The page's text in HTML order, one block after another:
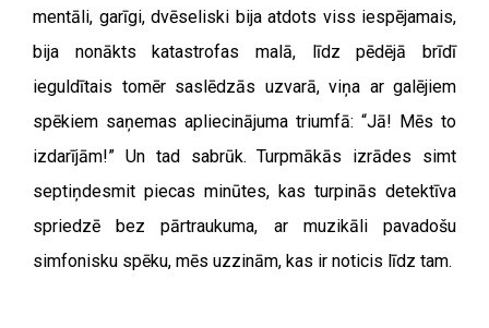
mentāli, garīgi, dvēseliski bija atdots viss iespējamais,
bija nonākts katastrofas malā, līdz pēdējā brīdī
ieguldītais tomēr saslēdzās uzvarā, viņa ar galējiem
spēkiem saņemas apliecinājuma triumfā: “Jā! Mēs to
izdarījām!” Un tad sabrūk. Turpmākās izrādes simt
septiņdesmit piecas minūtes, kas turpinās detektīva
spriedzē bez pārtraukuma, ar muzikāli pavadošu
simfonisku spēku, mēs uzzinām, kas ir noticis līdz tam.